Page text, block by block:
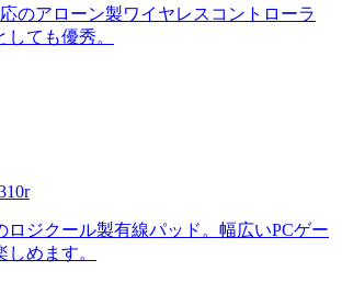
のアローン製ワイヤレスコントローラ
ても優秀。
ロジクール製有線パッド。幅広いPCゲー
しめます。